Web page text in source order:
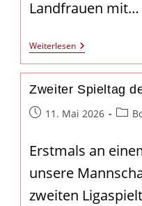
Landfrauen mit…
WeiterlesenDie
Landfrauen
Zu
Beim
Zweiter Spieltag
Beitrag11. Mai 2026
Erstmals an
unsere
zweiten